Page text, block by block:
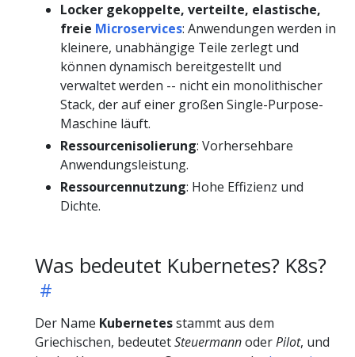
Locker gekoppelte, verteilte, elastische,
freie Microservices: Anwendungen werden in
kleinere, unabhängige Teile zerlegt und
können dynamisch bereitgestellt und
verwaltet werden -- nicht ein monolithischer
Stack, der auf einer großen Single-Purpose-
Maschine läuft.
Ressourcenisolierung: Vorhersehbare
Anwendungsleistung.
Ressourcennutzung: Hohe Effizienz und
Dichte.
Was bedeutet Kubernetes? K8s?
Der Name Kubernetesstammt aus dem
Griechischen, bedeutetSteuermannoderPilot, und